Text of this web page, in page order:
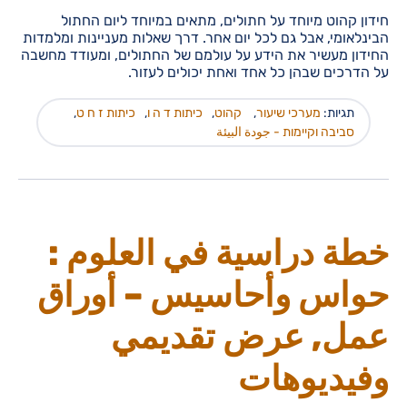
חידון קהוט מיוחד על חתולים, מתאים במיוחד ליום החתול
הבינלאומי, אבל גם לכל יום אחר. דרך שאלות מעניינות ומלמדות
החידון מעשיר את הידע על עולמם של החתולים, ומעודד מחשבה
על הדרכים שבהן כל אחד ואחת יכולים לעזור.
תגיות: מערכי שיעור, קהוט, כיתות ד ה ו, כיתות ז ח ט,
סביבה וקיימות - جودة البيئة
خطة دراسية في العلوم :
حواس وأحاسيس – أوراق
عمل, عرض تقديمي
وفيديوهات